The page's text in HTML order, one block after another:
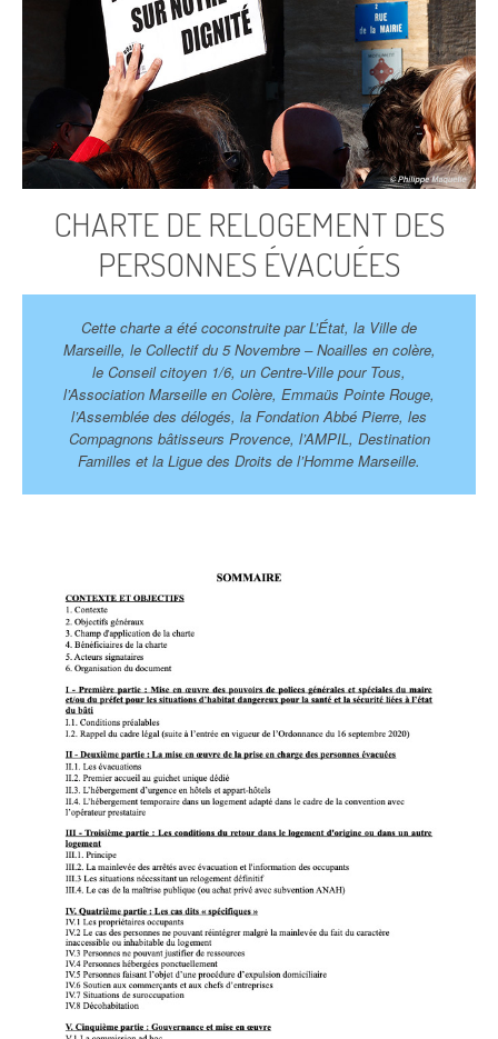
CHARTE DE RELOGEMENT DES
PERSONNES ÉVACUÉES
Cette charte a été coconstruite par L’État, la Ville de
Marseille, le Collectif du 5 Novembre – Noailles en colère,
le Conseil citoyen 1/6, un Centre-Ville pour Tous,
l’Association Marseille en Colère, Emmaüs Pointe Rouge,
l’Assemblée des délogés, la Fondation Abbé Pierre, les
Compagnons bâtisseurs Provence, l’AMPIL, Destination
Familles et la Ligue des Droits de l’Homme Marseille.